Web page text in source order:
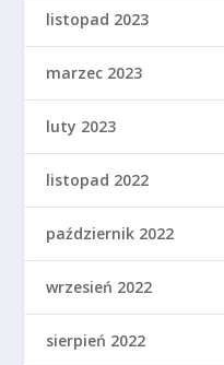
listopad 2023
marzec 2023
luty 2023
listopad 2022
październik 2022
wrzesień 2022
sierpień 2022